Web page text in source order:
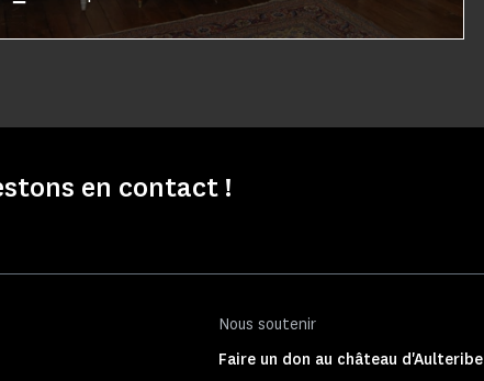
en contact !
Nous soutenir
Faire un don au château d'Aulteribe